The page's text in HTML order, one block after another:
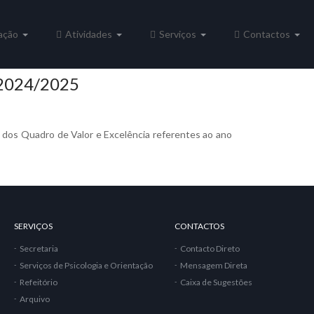
Atividades Serviços Contactos
2025
Quadro de Valor e Excelência referentes ao ano
2025
SERVIÇOS
Secretaria
Serviços de Psicologia e Orientação
Refeitório
Arquivo
CONTACTOS
Contacto Direto
Mensagem Direta
Caixa de Sugestões